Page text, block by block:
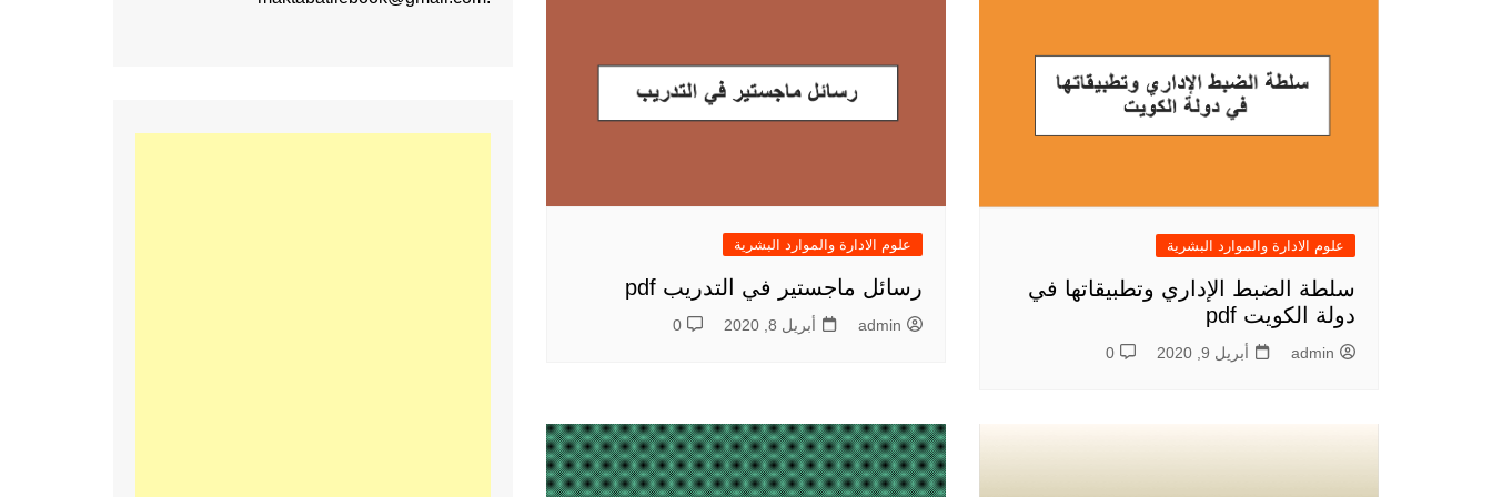
علوم الادارة والموارد البشرية
سلطة الضبط الإداري وتطبيقاتها في
دولة الكويت pdf
admin أبريل 9, 2020 0
علوم الادارة والموارد البشرية
رسائل ماجستير في التدريب pdf
admin أبريل 8, 2020 0